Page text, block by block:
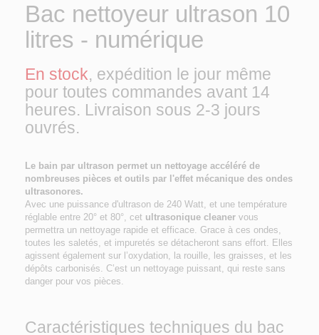
Bac nettoyeur ultrason 10
litres - numérique
En stock, expédition le jour même
pour toutes commandes avant 14
heures. Livraison sous 2-3 jours
ouvrés.
Le bain par ultrason permet un nettoyage accéléré de
nombreuses pièces et outils par l'effet mécanique des ondes
ultrasonores.
Avec une puissance d'ultrason de 240 Watt, et une température
réglable entre 20° et 80°, cet ultrasonique cleaner vous
permettra un nettoyage rapide et efficace. Grace à ces ondes,
toutes les saletés, et impuretés se détacheront sans effort. Elles
agissent également sur l’oxydation, la rouille, les graisses, et les
dépôts carbonisés. C’est un nettoyage puissant, qui reste sans
danger pour vos pièces.
Caractéristiques techniques du bac